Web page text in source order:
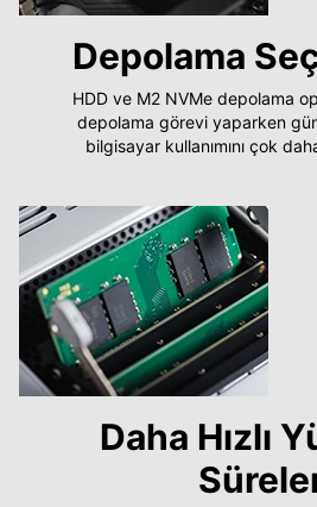
Depolama
HDD ve M2 NVMe depolama
depolama görevi yaparken
bilgisayar kullanımını çok
Daha Hızlı